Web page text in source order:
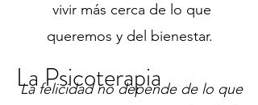
vivir más cerca de lo que
queremos y del bienestar.
La felicidad no depende de lo que
La Psicoterapia